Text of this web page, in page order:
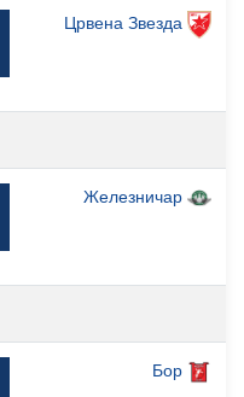
Црвена Звезда
Железничар
Бор